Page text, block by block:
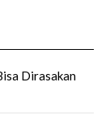
Dirasakan